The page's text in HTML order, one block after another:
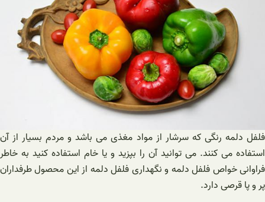
فلفل دلمه رنگی که سرشار از مواد مغذی می باشد و مردم بسیار از آن
استفاده می کنند. می توانید آن را بپزید و یا خام استفاده کنید به خاطر
فراوانی خواص فلفل دلمه و نگهداری فلفل دلمه از این محصول طرفداران
پر و پا قرصی دارد.